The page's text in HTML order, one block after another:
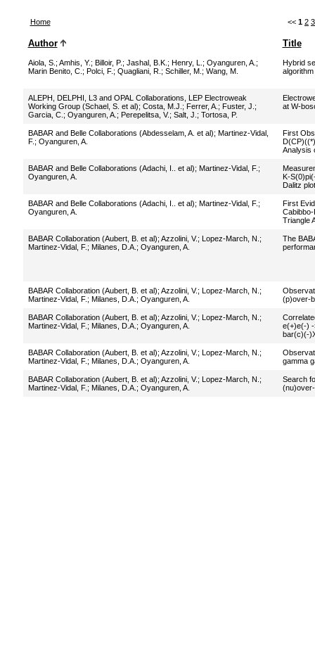
Home << 1 2 3
Author Title
Aiola, S. ; Amhis, Y. ; Billoir, P. ; Jashal, B.K. ; Henry, L. ; Oyanguren, A. ;
Marin Benito, C. ; Polci, F. ; Quagliani, R. ; Schiller, M. ; Wang, M.
Hybrid
ALEPH, DELPHI, L3 and OPAL Collaborations, LEP Electroweak
Working Group (Schael, S. et al); Costa, M.J. ; Ferrer, A. ; Fuster, J. ;
Garcia, C. ; Oyanguren, A. ; Perepelitsa, V.; Salt, J. ; Tortosa, P.
at W-
BABAR and Belle Collaborations (Abdesselam, A. et al); Martinez-Vidal,
F. ; Oyanguren, A.
First
Analysis
BABAR and Belle Collaborations (Adachi, I.. et al); Martinez-Vidal, F. ;
Oyanguren, A.
K-
Dalitz
BABAR and Belle Collaborations (Adachi, I.. et al); Martinez-Vidal, F. ;
Oyanguren, A.
First
Triangle
BABAR Collaboration (Aubert, B. et al); Azzolini, V.; Lopez-March, N. ;
Martinez-Vidal, F. ; Milanes, D.A. ; Oyanguren, A.
The
BABAR Collaboration (Aubert, B. et al); Azzolini, V.; Lopez-March, N. ;
Martinez-Vidal, F. ; Milanes, D.A. ; Oyanguren, A.
(p)over-
BABAR Collaboration (Aubert, B. et al); Azzolini, V.; Lopez-March, N. ;
Martinez-Vidal, F. ; Milanes, D.A. ; Oyanguren, A.
e(+)e(-)
bar(c)(-
BABAR Collaboration (Aubert, B. et al); Azzolini, V.; Lopez-March, N. ;
Martinez-Vidal, F. ; Milanes, D.A. ; Oyanguren, A.
gamma
BABAR Collaboration (Aubert, B. et al); Azzolini, V.; Lopez-March, N. ;
Martinez-Vidal, F. ; Milanes, D.A. ; Oyanguren, A.
Search